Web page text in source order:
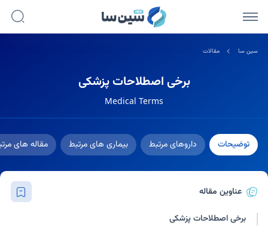
سین سا مقالات
برخی اصطلاحات پزشکی
Medical Terms
توضیحات داروهای مرتبط بیماری های مرتبط مقاله های
عناوین مقاله
برخی اصطلاحات پزشکی